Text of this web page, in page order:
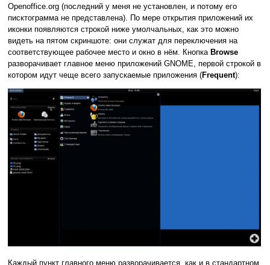
Openoffice.org (последний у меня не установлен, и потому его
писктограмма не представлена). По мере открытия приложений их
иконки появляются строкой ниже умолчальных, как это можно
видеть на пятом скриншоте: они служат для переключения на
соответствующее рабочее место и окно в нём. Кнопка Browse
разворачивает главное меню приложений GNOME, первой строкой в
котором идут чеще всего запускаемые приложения (Frequent):
Каждый пункт главного меню разворачивается, как и в стандартном